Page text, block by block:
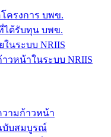
ครงการ บพข.
ได้รับทุน บพข.
ในระบบ NRIIS
วหน้าในระบบ NRIIS
ามก้าวหน้า
บับสมบูรณ์